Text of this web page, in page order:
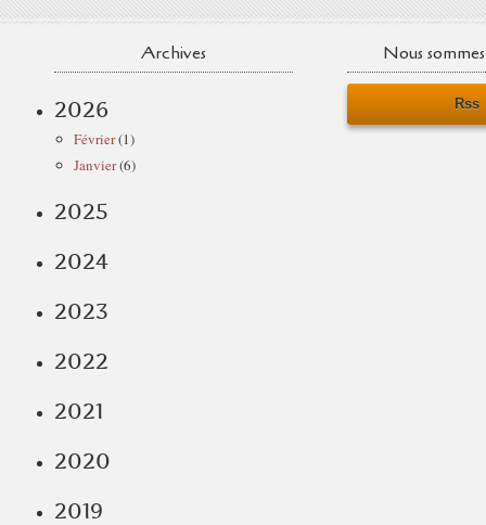
Archives
2026
Février(1)
Janvier(6)
2025
2024
2023
2022
2021
2020
2019
Nous
Rss